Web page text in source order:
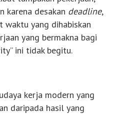
karena desakan deadline,
yang dihabiskan
yang bermakna bagi
ini tidak begitu.
kerja modern yang
daripada hasil yang